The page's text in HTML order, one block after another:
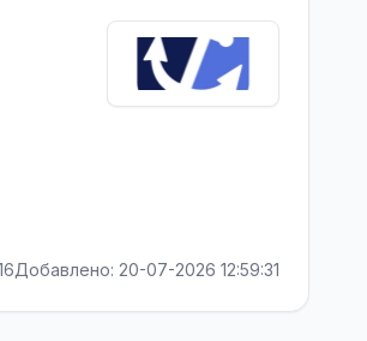
Добавлено: 20-07-2026 12:59:31